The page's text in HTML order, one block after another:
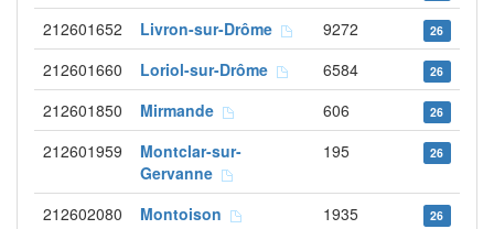
212601652 Livron-sur-Drôme 9272 26
212601660 Loriol-sur-Drôme 6584 26
212601850 Mirmande 606 26
212601959
Montclar-sur-
Gervanne
195 26
212602080 Montoison 1935 26